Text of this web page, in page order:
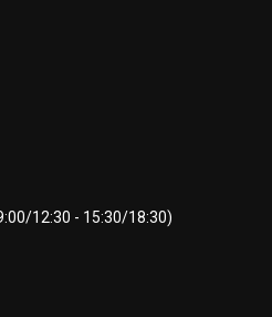
12:30 - 15:30/18:30)